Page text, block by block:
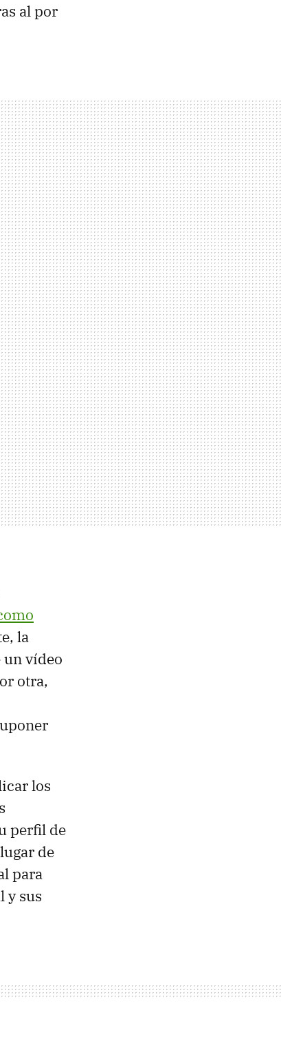
al por
la
vídeo
otra,
los
perfil de
de
para
y sus